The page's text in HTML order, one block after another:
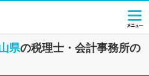
県の税理士・会計事務所の